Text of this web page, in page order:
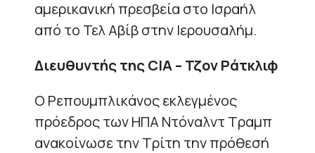
αμερικανική πρεσβεία στο Ισραήλ
από το Τελ Αβίβ στην Ιερουσαλήμ.
Διευθυντής της CIA – Τζον Ράτκλιφ
Ο Ρεπουμπλικάνος εκλεγμένος
πρόεδρος των ΗΠΑ Ντόναλντ Τραμπ
ανακοίνωσε την Τρίτη την πρόθεσή